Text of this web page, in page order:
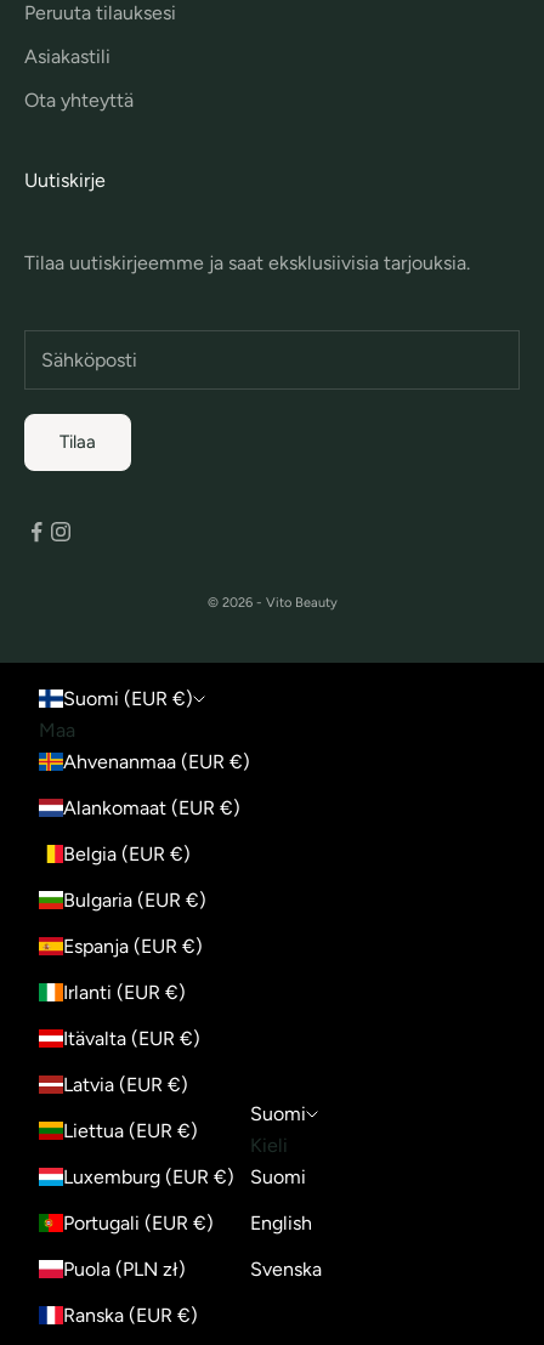
Peruuta tilauksesi
Asiakastili
Ota yhteyttä
Uutiskirje
Tilaa uutiskirjeemme ja saat eksklusiivisia tarjouksia.
Tilaa
© 2026 - Vito Beauty
Suomi (EUR €)
Maa
Ahvenanmaa (EUR €)
Alankomaat (EUR €)
Belgia (EUR €)
Bulgaria (EUR €)
Espanja (EUR €)
Irlanti (EUR €)
Itävalta (EUR €)
Latvia (EUR €)
Liettua (EUR €)
Luxemburg (EUR €)
Portugali (EUR €)
Puola (PLN zł)
Ranska (EUR €)
Suomi
Kieli
Suomi
English
Svenska